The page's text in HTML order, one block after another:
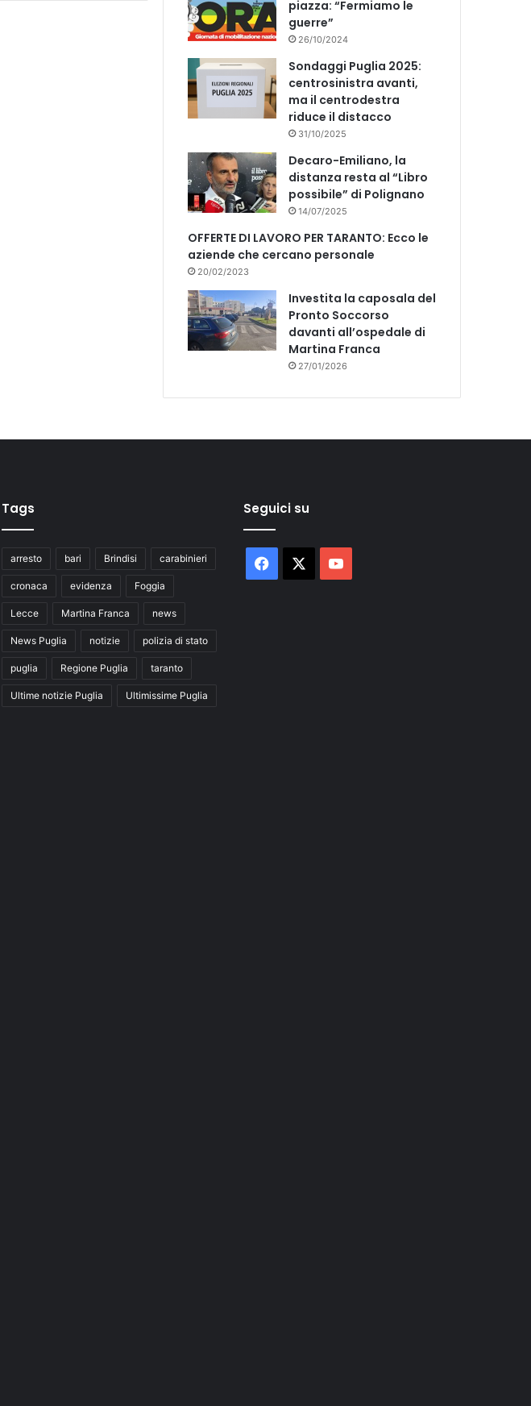
piazza: “Fermiamo le
guerre”
26/10/2024
Sondaggi Puglia 2025:
centrosinistra avanti,
ma il centrodestra
riduce il distacco
31/10/2025
Decaro-Emiliano, la
distanza resta al “Libro
possibile” di Polignano
14/07/2025
OFFERTE DI LAVORO PER TARANTO: Ecco le
aziende che cercano personale
20/02/2023
Investita la caposala del
Pronto Soccorso
davanti all’ospedale di
Martina Franca
27/01/2026
Tags
arresto bari Brindisi carabinieri
cronaca evidenza Foggia
Lecce Martina Franca news
News Puglia notizie polizia di stato
puglia Regione Puglia taranto
Ultime notizie Puglia Ultimissime Puglia
Seguici su
Facebook